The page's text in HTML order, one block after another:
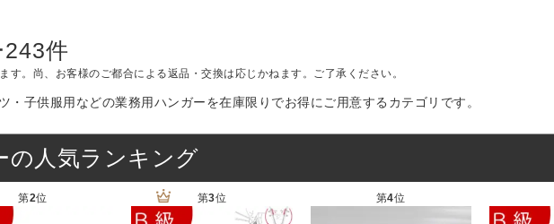
年3月14日
年12月19日 雑誌「GINZA」でタヤのハンガーを紹介していただきました
243件
す。尚、お客様のご都合による返品・交換は応じかねます。ご了承ください。
・子供服用などの業務用ハンガーを在庫限りでお得にご用意するカテゴリです。
の人気ランキング
第2位 第3位 第4位